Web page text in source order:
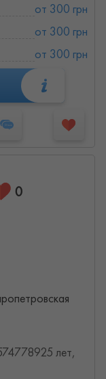
от 300 грн
от 300 грн
от 300 грн
0
лет,